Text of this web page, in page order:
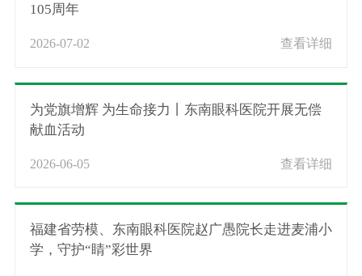
105周年
2026-07-02 查看详细
为党旗增辉 为生命接力丨东南眼科医院开展无偿
献血活动
2026-06-05 查看详细
福建省劳模、东南眼科医院赵广愚院长走进麦浦小
学，守护“睛”彩世界